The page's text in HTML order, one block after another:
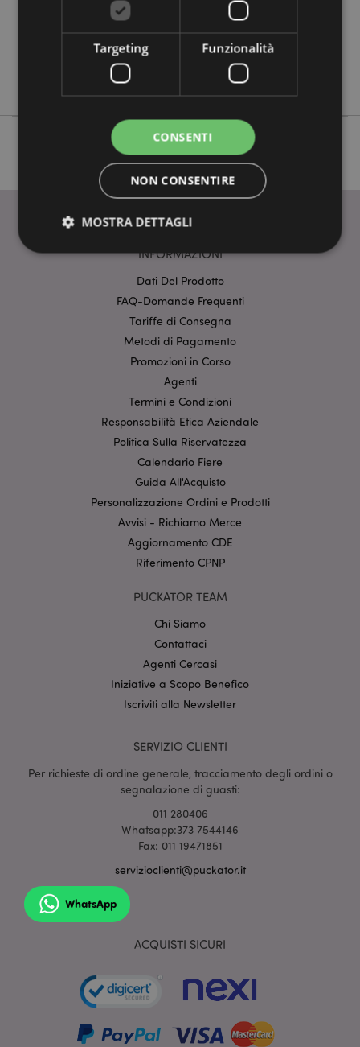
0.155000
No
INFORMAZIONI
Dati Del Prodotto
FAQ-Domande Frequenti
Tariffe di Consegna
Metodi di Pagamento
Promozioni in Corso
Agenti
Termini e Condizioni
Responsabilità Etica Aziendale
Politica Sulla Riservatezza
Calendario Fiere
Guida All'Acquisto
Personalizzazione Ordini e Prodotti
Avvisi - Richiamo Merce
Aggiornamento CDE
Riferimento CPNP
PUCKATOR TEAM
Chi Siamo
Contattaci
Agenti Cercasi
Iniziative a Scopo Benefico
Iscriviti alla Newsletter
SERVIZIO CLIENTI
Per richieste di ordine generale, tracciamento degli ordini o
segnalazione di guasti:
011 280406
Whatsapp:373 7544146
Fax: 011 19471851
servizioclienti@puckator.it
WhatsApp
ACQUISTI SICURI
Targeting Funzionalità
CONSENTI
NON CONSENTIRE
MOSTRA DETTAGLI
Strettamente necessario
Prestazione
Targeting
Funzionalità
I cookie strettamente necessari consentono le
funzionalità di base del sito web come accesso alla
propria area riservata e gestione dell'account. Il sito
internet non può essere utilizzato correttamente
senza i cookie strettamente necessari.
Nome
Dominio
CookieScriptConsent
mage-cache-sessid
l"Informativa sulla privacy di Google